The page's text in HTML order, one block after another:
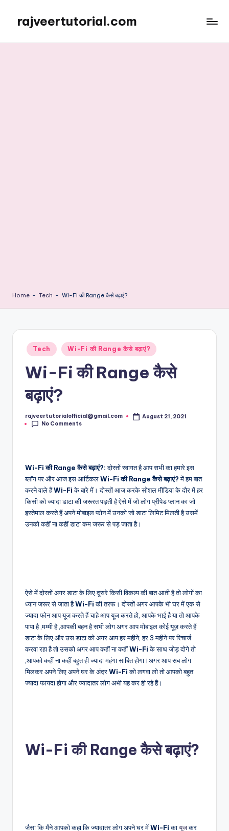
content
rajveertutorial.com
Home - Tech - Wi-Fi की Range कैसे बढ़ाएं?
Posted
in
Tech Wi-Fi की Range कैसे बढ़ाएं?
Wi-Fi की Range कैसे
बढ़ाएं?
Posted
by
rajveertutorialofficial@gmail.com
August 21, 2021
No Comments
Wi-Fi की Range कैसे बढ़ाएं?:दोस्तों स्वागत है आप सभी का हमारे इस
ब्लॉग पर और आज इस आर्टिकलWi-Fiकी Range कैसे बढ़ाएं?में हम बात
करने वाले हैंWi-Fiके बारे में। दोस्तों आज करके सोशल मीडिया के दौर में हर
किसी को ज्यादा डाटा की जरूरत पड़ती है ऐसे में जो लोग प्रीपेड प्लान का जो
इस्तेमाल करते हैं अपने मोबाइल फोन में उनको जो डाटा लिमिट मिलती है उसमें
उनको कहीं ना कहीं डाटा कम जरूर से पड़ जाता है।
ऐसे में दोस्तों अगर डाटा के लिए दूसरे किसी विकल्प की बात आती है तो लोगों का
ध्यान जरूर से जाता हैWi-Fiकी तरफ। दोस्तों अगर आपके भी घर में एक से
ज्यादा फोन आप यूज करते हैं चाहे आप यूज करते हो, आपके भाई है या तो आपके
पापा है ,मम्मी है ,आपकी बहन है सभी लोग अगर आप मोबाइल कोई यूज़ करते हैं
डाटा के लिए और उस डाटा को अगर आप हर महीने, हर 3 महीने पर रिचार्ज
करवा रहा है तो उसको अगर आप कहीं ना कहींWi-Fiके साथ जोड़ दोगे तो
,आपको कहीं ना कहीं बहुत ही ज्यादा महंगा साबित होगा।अगर आप सब लोग
मिलकर अपने लिए अपने घर के अंदरWi-Fiको लगवा लो तो आपको बहुत
ज्यादा फायदा होगा और ज्यादातर लोग अभी यह कर ही रहे हैं।
Wi-Fi की Range कैसे बढ़ाएं?
जैसा कि मैंने आपको कहा कि ज्यादातर लोग अपने घर मेंWi-Fiकायूजकर